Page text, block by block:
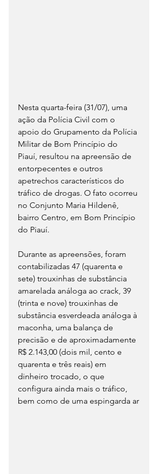
Nesta quarta-feira (31/07), uma
ação da Polícia Civil com o
apoio do Grupamento da Polícia
Militar de Bom Princípio do
Piauí, resultou na apreensão de
entorpecentes e outros
apetrechos característicos do
tráfico de drogas. O fato ocorreu
no Conjunto Maria Hildenê,
bairro Centro, em Bom Princípio
do Piauí.
Durante as apreensões, foram
contabilizadas 47 (quarenta e
sete) trouxinhas de substância
amarelada análoga ao crack, 39
(trinta e nove) trouxinhas de
substância esverdeada análoga à
maconha, uma balança de
precisão e de aproximadamente
R$ 2.143,00 (dois mil, cento e
quarenta e três reais) em
dinheiro trocado, o que
configura ainda mais o tráfico,
bem como de uma espingarda ar